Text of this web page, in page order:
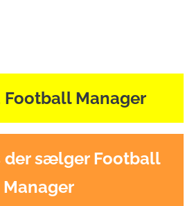
Football Manager
der sælger Football
Manager